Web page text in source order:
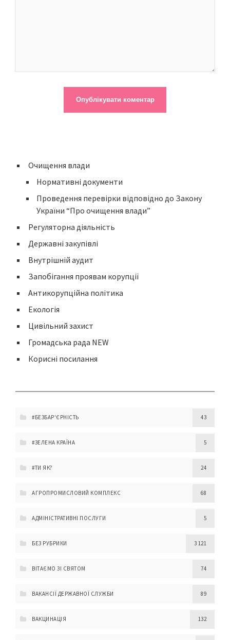
Очищення влади
Нормативні документи
Проведення перевірки відповідно до Закону
України “Про очищення влади”
Регуляторна діяльність
Державні закупівлі
Внутрішній аудит
Запобігання проявам корупції
Антикорупційна політика
Екологія
Цивільний захист
Громадська рада NEW
Корисні посилання
#БЕЗБАР'ЄРНІСТЬ 43
#ЗЕЛЕНА КРАЇНА 5
#ТИ ЯК? 24
АГРОПРОМИСЛОВИЙ КОМПЛЕКС 68
АДМІНІСТРАТИВНІ ПОСЛУГИ 5
БЕЗ РУБРИКИ 3 121
ВІТАЄМО ЗІ СВЯТОМ 74
ВАКАНСІЇ ДЕРЖАВНОЇ СЛУЖБИ 89
ВАКЦИНАЦІЯ 132